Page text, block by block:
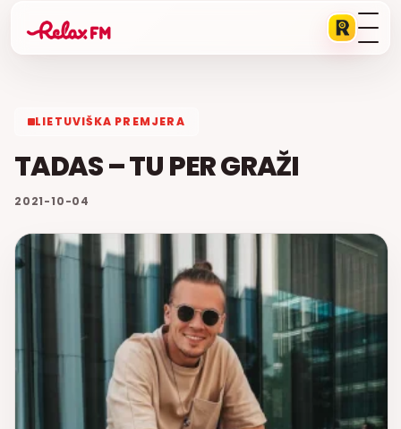
LIETUVIŠKA PREMJERA
TADAS – TU PER GRAŽI
2021-10-04